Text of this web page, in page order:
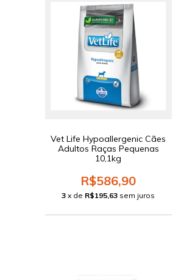
Vet Life Hypoallergenic Cães
Adultos Raças Pequenas
10,1kg
R$586,90
3 x de R$195,63 sem juros